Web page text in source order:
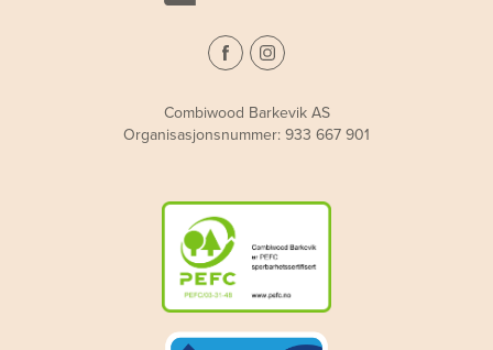
Combiwood Barkevik AS
Organisasjonsnummer: 933 667 901